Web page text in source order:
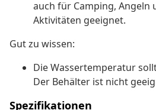
auch für Camping, Angeln
Aktivitäten geeignet.
Gut zu wissen:
Die Wassertemperatur
Der Behälter ist nicht
Spezifikationen